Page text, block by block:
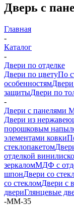
Дверь с
Главная
-
Каталог
-
Двери по отделке
Двери по цветуПо
особенностям
защитыДвери по
-
Двери с панелями
Двери из
порошковым
элементами ковки
стеклопакетом
отделкой
зеркаломМДФ с
шпонДвери со
со стекломДвери с
двериГлянцевые
-ММ-35